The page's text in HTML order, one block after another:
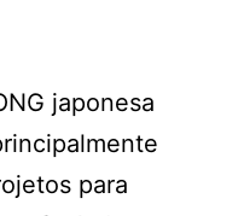
japonesa
para